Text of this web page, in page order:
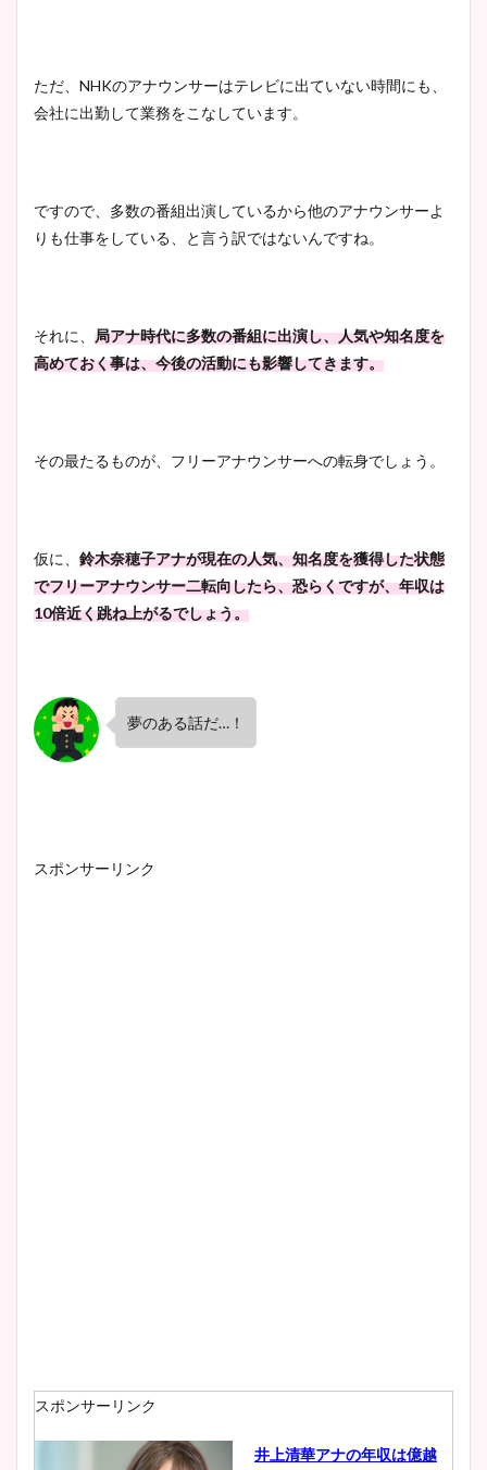
ただ、 NHKのアナウンサーはテレビに出ていない時間にも、
会社に出勤して業務をこなしています。
ですので、多数の番組出演しているから他のアナウンサーよ
りも仕事をしている、と言う訳ではないんですね。
それに、 局アナ時代に多数の番組に出演し、人気や知名度を
高めておく事は、今後の活動にも影響してきます。
その最たるものが、フリーアナウンサーへの転身でしょう。
仮に、 鈴木奈穂子アナが現在の人気、知名度を獲得した状態
でフリーアナウンサー二転向したら、恐らくですが、年収は
10倍近く跳ね上がるでしょう。
夢のある話だ… ！
スポンサーリンク
スポンサーリンク
井上清華アナの年収は億越